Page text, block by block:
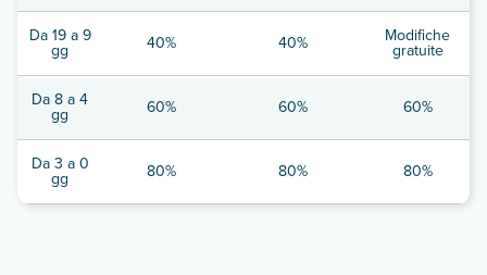
Da 19 a 9
gg 40% 40% Modifiche
gratuite
Da 8 a 4
gg 60% 60% 60%
Da 3 a 0
gg 80% 80% 80%